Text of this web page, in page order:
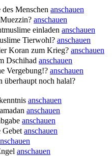
Menschen anschauen
anschauen
einladen anschauen
Tierwohl? anschauen
Koran zum Krieg? anschauen
Dschihad anschauen
Vergebung!? anschauen
überhaupt noch halal?
anschauen
anschauen
anschauen
Gebet anschauen
anschauen